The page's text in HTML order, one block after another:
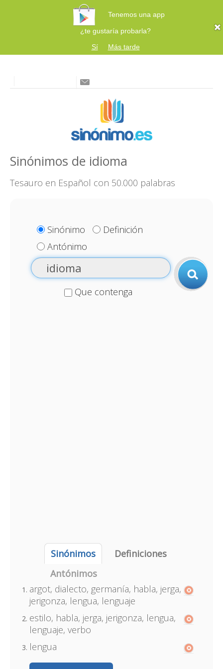
Tenemos una app
¿te gustaría probarla?
Sí
Más tarde
Sinónimos de idioma
Tesauro en Español con 50.000 palabras
Sinónimo
Definición
Antónimo
Que contenga
Sinónimos
Definiciones
Antónimos
argot, dialecto, germanía, habla, jerga,
jerigonza, lengua, lenguaje
estilo, habla, jerga, jerigonza, lengua,
lenguaje, verbo
lengua